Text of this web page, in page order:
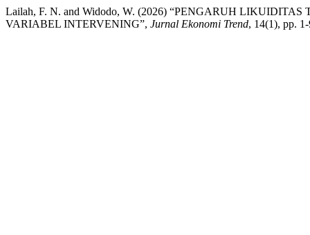
Lailah, F. N. and Widodo, W. (2026) “PENGARUH
VARIABEL INTERVENING”, Jurnal Ekonomi Trend, 14(1), pp.